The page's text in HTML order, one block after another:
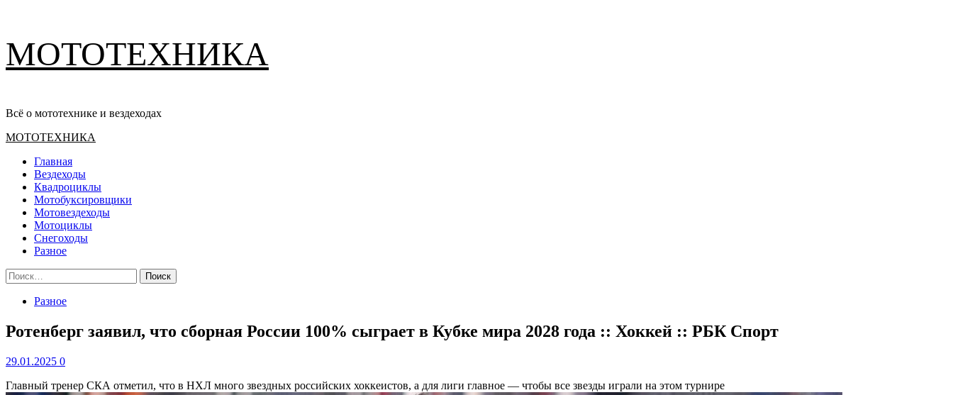
содержимому
МОТОТЕХНИКА
Всё о мототехнике и вездеходах
Основное
МОТОТЕХНИКА
Главная
Вездеходы
Квадроциклы
Мотобуксировщики
Мотовездеходы
Мотоциклы
Снегоходы
Разное
Найти:
Разное
Ротенберг заявил, что сборная России 100% сыграет в Кубке мира 2028 года :: Хоккей :: РБК Спорт
29.01.2025 0
Главный тренер СКА отметил, что в НХЛ много звездных российских хоккеистов, а для лиги главное — чтобы все звезды играли на этом турнире